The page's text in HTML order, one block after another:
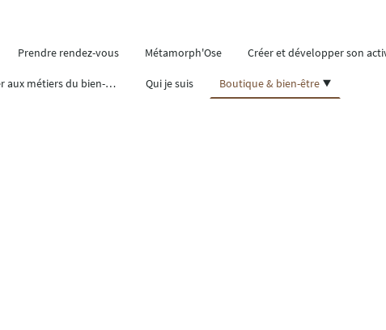
Prendre rendez-vous Métamorph'Ose Créer et développer son
Se former aux métiers du bien-être Qui je suis Boutique & bien-être